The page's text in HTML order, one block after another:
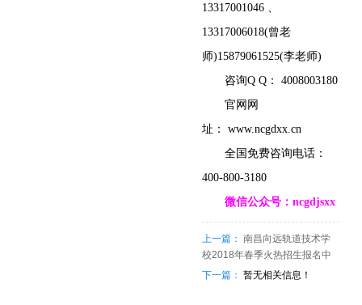
13317001046 、
13317006018(曾老
师)15879061525(李老师)
咨询Q Q： 4008003180
官网网
址：
www.ncgdxx.cn
全国免费咨询电话：
400-800-3180
微信公众号：ncgdjsxx
上一篇： 南昌向远轨道技术学
校2018年春季火热招生报名中
下一篇： 暂无相关信息！